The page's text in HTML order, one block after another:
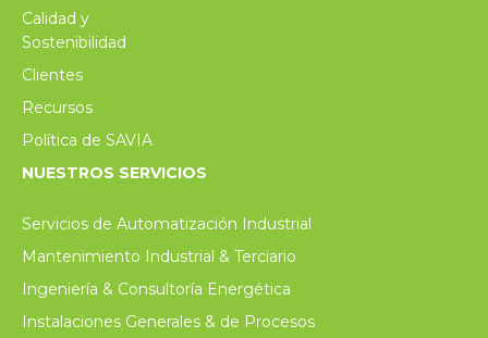
Calidad y
Sostenibilidad
Clientes
Recursos
Política de SAVIA
NUESTROS SERVICIOS
Servicios de Automatización Industrial
Mantenimiento Industrial & Terciario
Ingeniería & Consultoría Energética
Instalaciones Generales & de Procesos